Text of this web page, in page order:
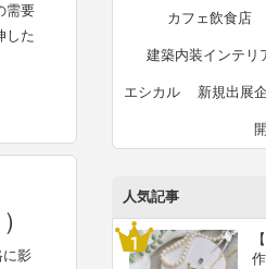
需要
した
影
カフェ飲食店
建築内装インテリ
エシカル 新規出展
人気記事